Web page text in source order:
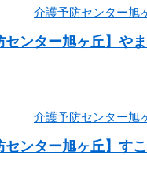
介護予防センター旭
センター旭ヶ丘】や
介護予防センター旭
センター旭ヶ丘】す